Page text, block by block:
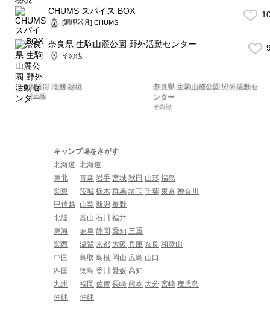
CHUMS スパイス BOX
[調理器具] CHUMS
奈良県 生駒山麓公園 野外活動センター
その他
大阪府 滝畑 秘境
その他
奈良県 生駒山麓公園 野外活動セ
ンター
その他
キャンプ場をさがす
北海道 北海道
東北
青森 岩手 宮城 秋田 山形 福島
関東
茨城 栃木 群馬 埼玉 千葉 東京 神奈川
甲信越
山梨 新潟 長野
北陸
富山 石川 福井
東海
岐阜 静岡 愛知 三重
関西
滋賀 京都 大阪 兵庫 奈良 和歌山
中国
鳥取 島根 岡山 広島 山口
四国
徳島 香川 愛媛 高知
九州
福岡 佐賀 長崎 熊本 大分 宮崎 鹿児島
沖縄
沖縄